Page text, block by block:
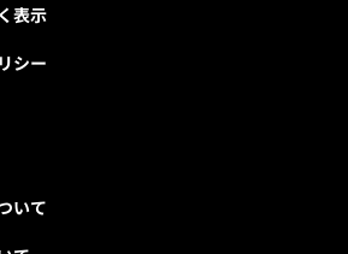
表示
シー
いて